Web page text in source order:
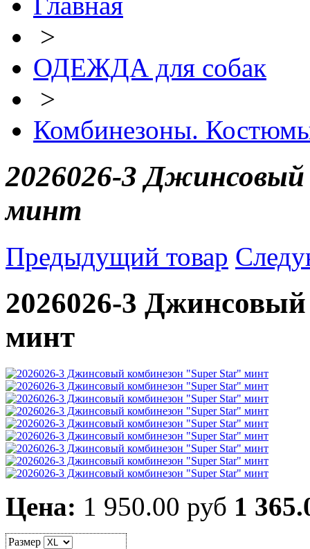
>
ОДЕЖДА для собак
>
Комбинезоны.
2026026-3
минт
Предыдущий товар
2026026-3
минт
Цена: 1 950.00 руб 1
Размер